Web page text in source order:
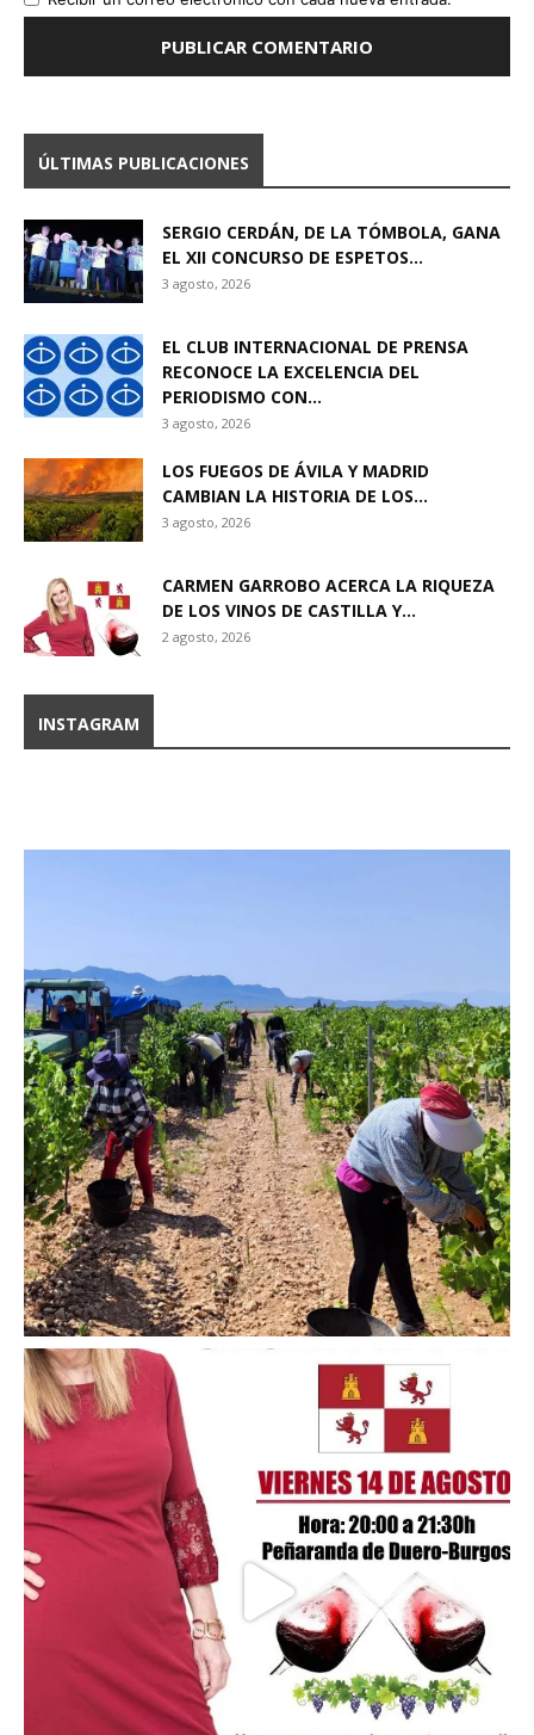
ÚLTIMAS PUBLICACIONES
SERGIO CERDÁN, DE LA TÓMBOLA, GANA
EL XII CONCURSO DE ESPETOS...
3 agosto, 2026
EL CLUB INTERNACIONAL DE PRENSA
RECONOCE LA EXCELENCIA DEL
PERIODISMO CON...
3 agosto, 2026
LOS FUEGOS DE ÁVILA Y MADRID
CAMBIAN LA HISTORIA DE LOS...
3 agosto, 2026
CARMEN GARROBO ACERCA LA RIQUEZA
DE LOS VINOS DE CASTILLA Y...
2 agosto, 2026
INSTAGRAM